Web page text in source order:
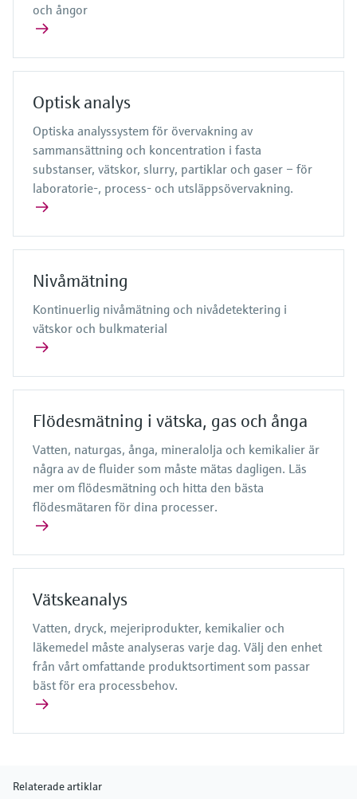
och ångor
Optisk analys
Optiska analyssystem för övervakning av
sammansättning och koncentration i fasta
substanser, vätskor, slurry, partiklar och gaser – för
laboratorie-, process- och utsläppsövervakning.
Nivåmätning
Kontinuerlig nivåmätning och nivådetektering i
vätskor och bulkmaterial
Flödesmätning i vätska, gas och ånga
Vatten, naturgas, ånga, mineralolja och kemikalier är
några av de fluider som måste mätas dagligen. Läs
mer om flödesmätning och hitta den bästa
flödesmätaren för dina processer.
Vätskeanalys
Vatten, dryck, mejeriprodukter, kemikalier och
läkemedel måste analyseras varje dag. Välj den enhet
från vårt omfattande produktsortiment som passar
bäst för era processbehov.
Relaterade artiklar